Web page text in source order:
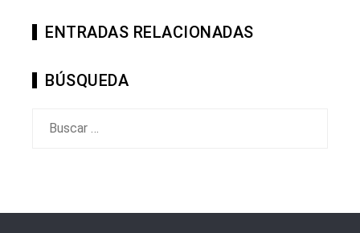
ENTRADAS RELACIONADAS
BÚSQUEDA